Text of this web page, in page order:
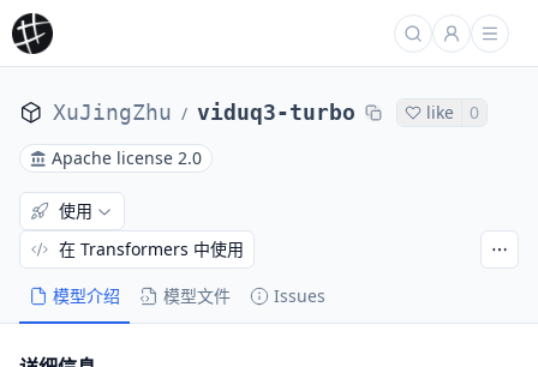
XuJingZhu / viduq3-turbo like
0
Apache license 2.0
模型介绍 模型文件 Issues
使用
在 Transformers 中使用